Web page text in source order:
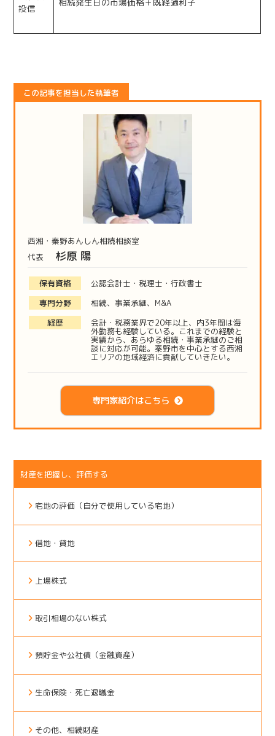
投信
この記事を担当した執筆者
西湘・秦野あんしん相続相談室
代表
杉原 陽
保有資格
公認会計士・税理士・行政書士
専門分野
相続、事業承継、M&A
経歴
会計・税務業界で20年以上、内3年間は海
外勤務も経験している。これまでの経験と
実績から、あらゆる相続・事業承継のご相
談に対応が可能。秦野市を中心とする西湘
エリアの地域経済に貢献していきたい。
専門家紹介はこちら
財産を把握し、評価する
宅地の評価（自分で使用している宅地）
借地・貸地
上場株式
取引相場のない株式
預貯金や公社債（金融資産）
生命保険・死亡退職金
その他、相続財産